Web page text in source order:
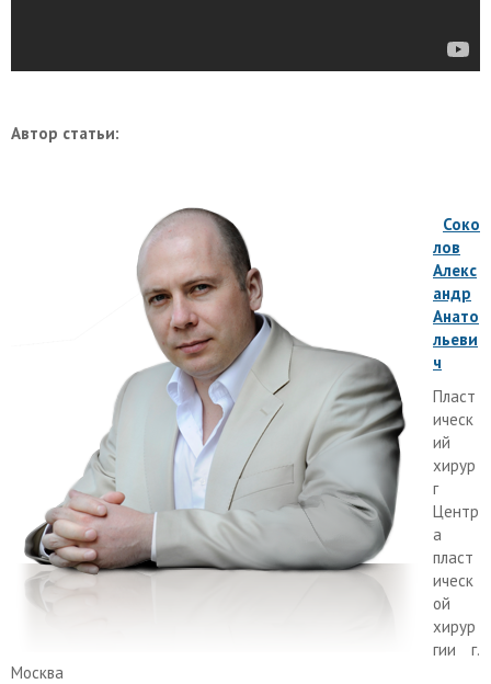
Автор статьи:
Соко
лов
Алекс
андр
Анато
льеви
ч
Пласт
ическ
ий
хирур
г
Центр
а
пласт
ическ
ой
хирур
гии г.
Москва